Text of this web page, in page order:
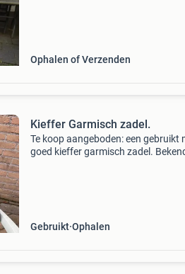
Ophalen of Verzenden
Kieffer Garmisch zadel.
Te koop aangeboden: een gebruikt
goed kieffer garmisch zadel.
Gebruikt Ophalen